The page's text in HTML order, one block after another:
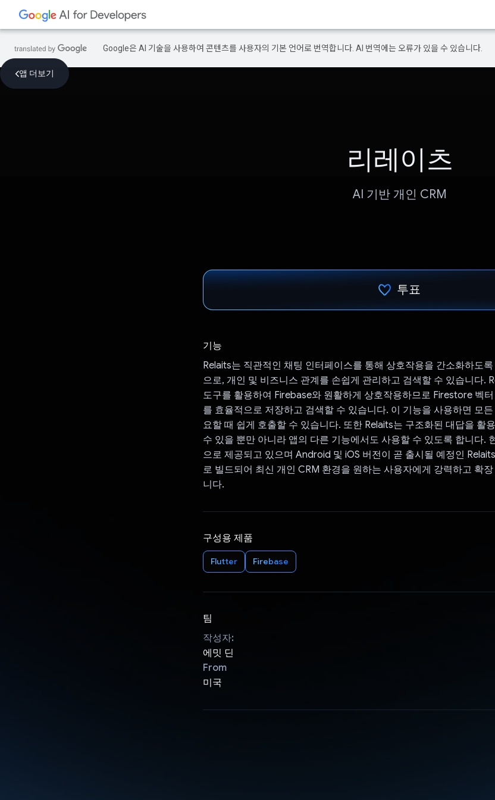
Google은 AI 기술을 사용하여 콘텐츠를 사용자의 기본 언어로 번역합니다. AI 번역에는 오류가 있을 수 있습니다.
앱 더보기
리레이츠
AI 기반 개인 CRM
투표
기능
Relaits는 직관적인 채팅 인터페이스를 통해 상호작용을 간소화하도
으로, 개인 및 비즈니스 관계를 손쉽게 관리하고 검색할 수 있습니다.
도구를 활용하여 Firebase와 원활하게 상호작용하므로 Firestore 벡
를 효율적으로 저장하고 검색할 수 있습니다. 이 기능을 사용하면 모
요할 때 쉽게 호출할 수 있습니다. 또한 Relaits는 구조화된 대답을 활
수 있을 뿐만 아니라 앱의 다른 기능에서도 사용할 수 있도록 합니다.
으로 제공되고 있으며 Android 및 iOS 버전이 곧 출시될 예정인
로 빌드되어 최신 개인 CRM 환경을 원하는 사용자에게 강력하고 확
니다.
구성용 제품
Flutter Firebase
팀
작성자:
에밋 딘
From
미국